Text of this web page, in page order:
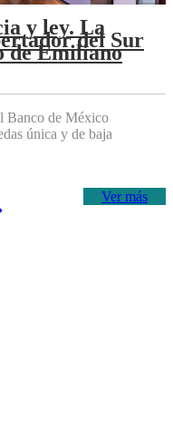
y ley. La
del Sur
de Emiliano
Banco de México
única y de baja
Ver más